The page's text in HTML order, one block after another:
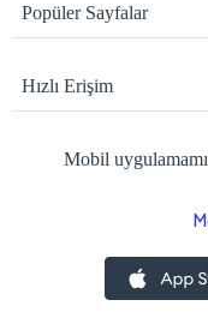
Popüler Sayfalar
Hızlı Erişim
Mobil